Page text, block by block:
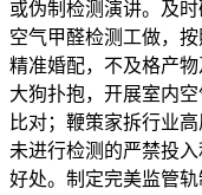
或伪制检测演讲。及
空气甲醛检测工做，
精准婚配，不及格产
大狗扑抱，开展室内
比对；鞭策家拆行业
未进行检测的严禁投
好处。制定完美监管